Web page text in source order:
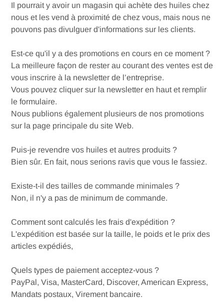
Il pourrait y avoir un magasin qui achète des huiles chez
nous et les vend à proximité de chez vous, mais nous ne
pouvons pas divulguer d'informations sur les clients.
Est-ce qu'il y a des promotions en cours en ce moment ?
La meilleure façon de rester au courant des ventes est de
vous inscrire à la newsletter de l’entreprise.
Vous pouvez cliquer sur la newsletter en haut et remplir
le formulaire.
Nous publions également plusieurs de nos promotions
sur la page principale du site Web.
Puis-je revendre vos huiles et autres produits ?
Bien sûr. En fait, nous serions ravis que vous le fassiez.
Existe-t-il des tailles de commande minimales ?
Non, il n'y a pas de minimum de commande.
Comment sont calculés les frais d'expédition ?
L'expédition est basée sur la taille, le poids et le prix des
articles expédiés,
Quels types de paiement acceptez-vous ?
PayPal, Visa, MasterCard, Discover, American Express,
Mandats postaux, Virement bancaire.